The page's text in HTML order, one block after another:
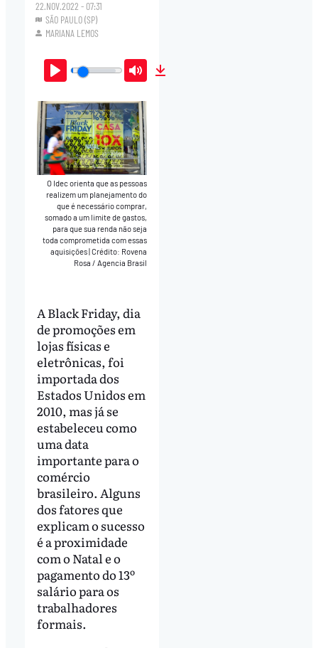
22.NOV.2022 - 07:31
SÃO PAULO (SP)
MARIANA LEMOS
Play Mute
O Idec orienta que as pessoas
realizem um planejamento do
que é necessário comprar,
somado a um limite de gastos,
para que sua renda não seja
toda comprometida com essas
aquisições|Crédito: Rovena
Rosa / Agencia Brasil
A Black Friday, dia
de promoções em
lojas físicas e
eletrônicas, foi
importada dos
Estados Unidos em
2010, mas já se
estabeleceu como
uma data
importante para o
comércio
brasileiro. Alguns
dos fatores que
explicam o sucesso
é a proximidade
com o Natal e o
pagamento do 13º
salário para os
trabalhadores
formais.